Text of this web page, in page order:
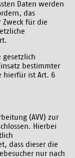
Daten werden
das
Zweck für die
gesetzlich
bestimmter
hierfür ist Art. 6
(AVV) zur
Hierbei
dass dieser die
nur nach